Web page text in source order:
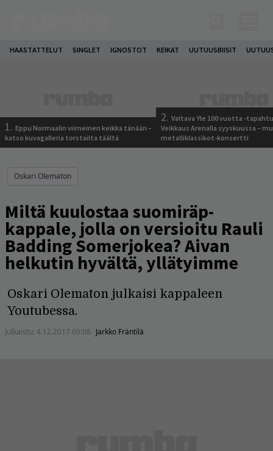
HAASTATTELUT SINGLET IGNOSTOT KEIKAT UUTUUSBIISIT
1. Eppu Normaalin viimeinen keikka tänään –
katso kuvagalleria torstailta täältä
2. Valtava Yle 100 vuotta -
Veikkaus Arenalla syyskuussa –
metalliklassikot-konsertti
Oskari Olematon
Miltä kuulostaa suomiräp-
kappale, jolla on versioitu Rauli
Badding Somerjokea? Aivan
helkutin hyvältä, yllätyimme
Oskari Olematon julkaisi kappaleen
Youtubessa.
Julkaistu: 4.12.2017 09:08 Jarkko Fräntilä